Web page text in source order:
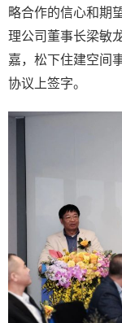
略合作的信心和期
理公司董事长梁敏
嘉，松下住建空间
协议上签字。